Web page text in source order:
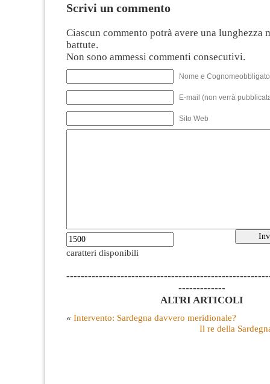
Scrivi un commento
Ciascun commento potrà avere una lunghezza
battute.
Non sono ammessi commenti consecutivi.
Nome e
E-mail (non verrà
Sito Web
caratteri disponibili
-------------
ALTRI ARTICOLI
« Intervento: Sardegna davvero meridionale?
Il re della